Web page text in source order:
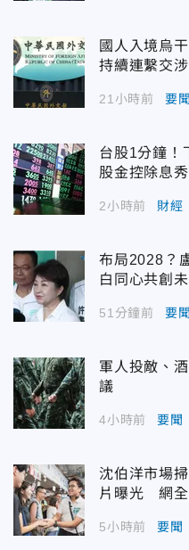
國人入境烏
持續連繫交涉
21小時前 要聞
台股1分鐘！
股金控除息
2小時前 財經
布局2028？
白同心共創
51分鐘前 要聞
軍人投敵、
議
4小時前 要聞
沈伯洋市場
片曝光 網全
5小時前 要聞